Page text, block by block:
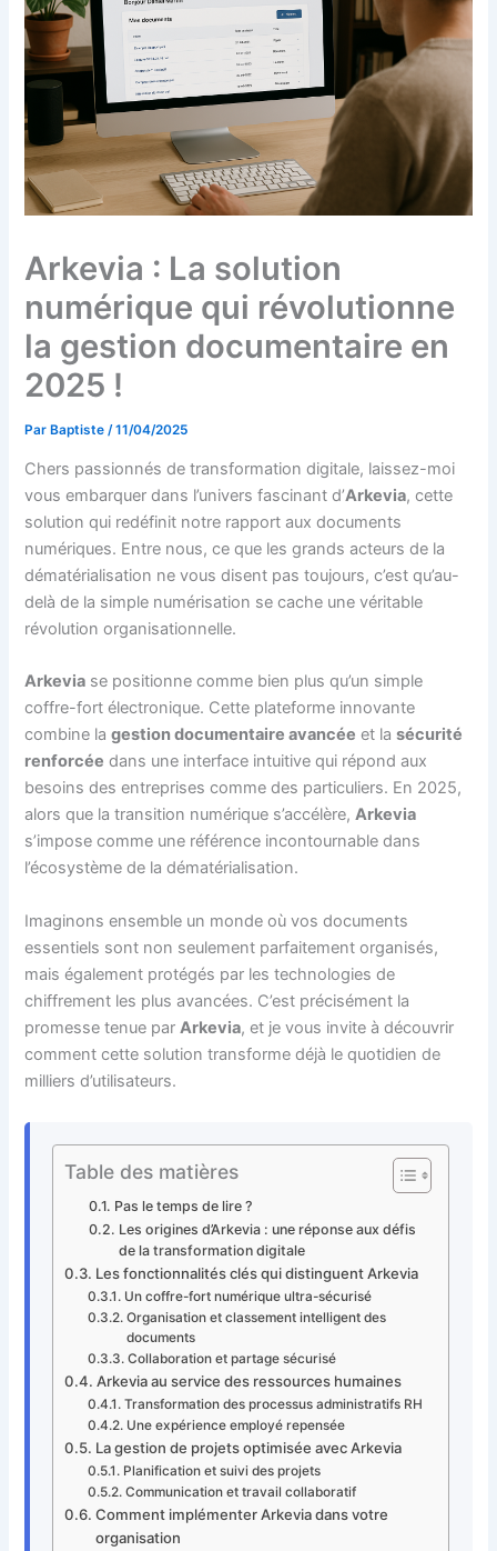
Arkevia : La solution
numérique qui révolutionne
la gestion documentaire en
2025 !
ParBaptiste /11/04/2025
Chers passionnés de transformation digitale, laissez-moi
vous embarquer dans l’univers fascinant d’Arkevia, cette
solution qui redéfinit notre rapport aux documents
numériques. Entre nous, ce que les grands acteurs de la
dématérialisation ne vous disent pas toujours, c’est qu’au-
delà de la simple numérisation se cache une véritable
révolution organisationnelle.
Arkevia se positionne comme bien plus qu’un simple
coffre-fort électronique. Cette plateforme innovante
combine lagestion documentaire avancée et lasécurité
renforcée dans une interface intuitive qui répond aux
besoins des entreprises comme des particuliers. En 2025,
alors que la transition numérique s’accélère,Arkevia
s’impose comme une référence incontournable dans
l’écosystème de la dématérialisation.
Imaginons ensemble un monde où vos documents
essentiels sont non seulement parfaitement organisés,
mais également protégés par les technologies de
chiffrement les plus avancées. C’est précisément la
promesse tenue parArkevia, et je vous invite à découvrir
comment cette solution transforme déjà le quotidien de
milliers d’utilisateurs.
Table des matières
Pas le temps de lire ?
Les origines d’Arkevia : une réponse aux défis
de la transformation digitale
Les fonctionnalités clés qui distinguent Arkevia
Un coffre-fort numérique ultra-sécurisé
Organisation et classement intelligent des
documents
Collaboration et partage sécurisé
Arkevia au service des ressources humaines
Transformation des processus administratifs RH
Une expérience employé repensée
La gestion de projets optimisée avec Arkevia
Planification et suivi des projets
Communication et travail collaboratif
Comment implémenter Arkevia dans votre
organisation